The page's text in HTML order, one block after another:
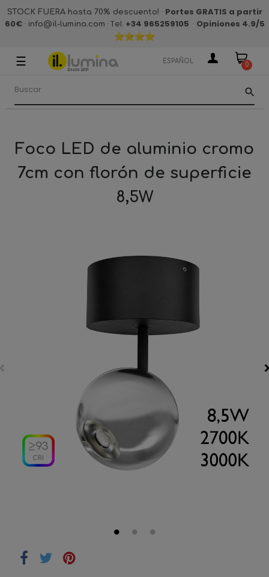
STOCK FUERA hasta 70% descuento! · Portes GRATIS a partir
60€· info@il-lumina.com · Tel. +34 965259105 · Opiniones 4.9/5
Navegación
palanca
☰ ESPAÑOL 0
search
Foco LED de aluminio cromo
7cm con florón de superficie
8,5W